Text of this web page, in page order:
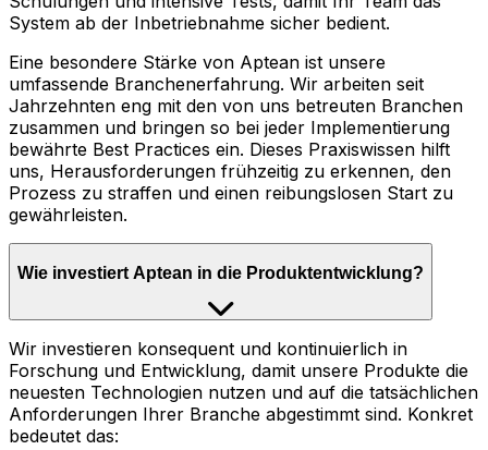
System ab der Inbetriebnahme sicher bedient.
Eine besondere Stärke von Aptean ist unsere
umfassende Branchenerfahrung. Wir arbeiten seit
Jahrzehnten eng mit den von uns betreuten Branchen
zusammen und bringen so bei jeder Implementierung
bewährte Best Practices ein. Dieses Praxiswissen hilft
uns, Herausforderungen frühzeitig zu erkennen, den
Prozess zu straffen und einen reibungslosen Start zu
gewährleisten.
Wie investiert Aptean in die Produktentwicklung?
Wir investieren konsequent und kontinuierlich in
Forschung und Entwicklung, damit unsere Produkte die
neuesten Technologien nutzen und auf die tatsächlichen
Anforderungen Ihrer Branche abgestimmt sind. Konkret
bedeutet das: